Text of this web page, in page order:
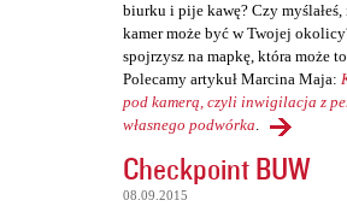
biurku i pije kawę? Czy myślałeś,
kamer może być w Twojej
spojrzysz na mapkę, która może
Polecamy artykuł Marcina Maja:
pod kamerą, czyli inwigilacja z
własnego podwórka.
Checkpoint BUW
08.09.2015